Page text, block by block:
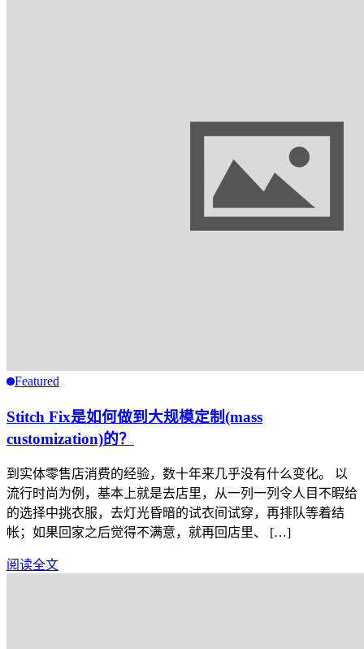
Featured
Stitch Fix是如何做到大规模定制(mass
customization)的？
到实体零售店消费的经验，数十年来几乎没有什么变化。 以
流行时尚为例，基本上就是去店里，从一列一列令人目不暇给
的选择中挑衣服，去灯光昏暗的试衣间试穿，再排队等着结
帐；如果回家之后觉得不满意，就再回店里、 […]
阅读全文